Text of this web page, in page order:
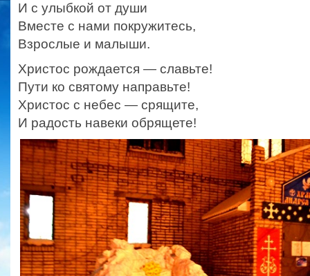
И с улыбкой от души
Вместе с нами покружитесь,
Взрослые и малыши.
Христос рождается — славьте!
Пути ко святому направьте!
Христос с небес — срящите,
И радость навеки обрящете!